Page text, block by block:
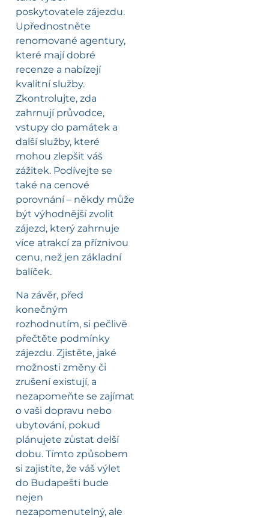
poskytovatele zájezdu.
Upřednostněte
renomované agentury,
které mají dobré
recenze a nabízejí
kvalitní služby.
Zkontrolujte, zda
zahrnují průvodce,
vstupy do památek a
další služby, které
mohou zlepšit váš
zážitek. Podívejte se
také na cenové
porovnání – někdy může
být výhodnější zvolit
zájezd, který zahrnuje
více atrakcí za příznivou
cenu, než jen základní
balíček.
Na závěr, před
konečným
rozhodnutím, si pečlivě
přečtěte podmínky
zájezdu. Zjistěte, jaké
možnosti změny či
zrušení existují, a
nezapomeňte se zajímat
o vaši dopravu nebo
ubytování, pokud
plánujete zůstat delší
dobu. Tímto způsobem
si zajistíte, že váš výlet
do Budapešti bude
nejen
nezapomenutelný, ale